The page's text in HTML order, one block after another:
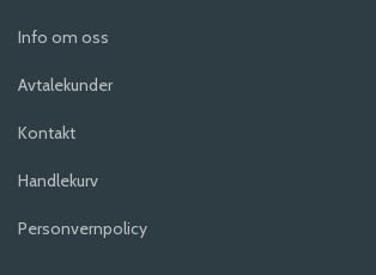
Info om oss
Avtalekunder
Kontakt
Handlekurv
Personvernpolicy